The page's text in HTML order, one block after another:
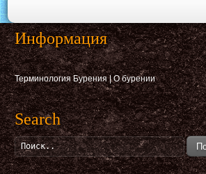
Информация
Терминология Бурения|О бурении
Search